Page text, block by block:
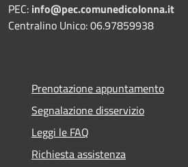
PEC: info@pec.comunedicolonna.it
Centralino Unico: 06.97859938
Prenotazione appuntamento
Segnalazione disservizio
Leggi le FAQ
Richiesta assistenza